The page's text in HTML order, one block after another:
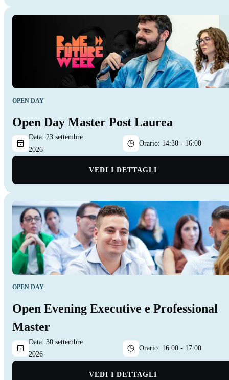
OPEN DAY
Open Day Master Post Laurea
Data: 23 settembre
2026
Orario: 14:30 - 16:00
VEDI I DETTAGLI
OPEN DAY
Open Evening Executive e Professional
Master
Data: 30 settembre
2026
Orario: 16:00 - 17:00
VEDI I DETTAGLI